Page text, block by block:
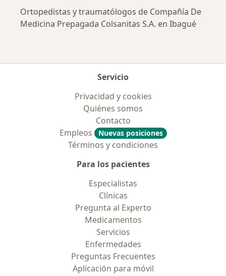
Ortopedistas y traumatólogos de Compañía De
Medicina Prepagada Colsanitas S.A. en Ibagué
Servicio
Privacidad y cookies
Quiénes somos
Contacto
Empleos
Nuevas posiciones
Términos y condiciones
Para los pacientes
Especialistas
Clínicas
Pregunta al Experto
Medicamentos
Servicios
Enfermedades
Preguntas Frecuentes
Aplicación para móvil